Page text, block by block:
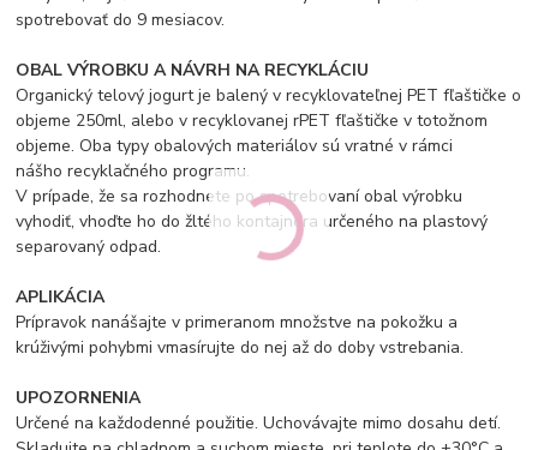
spotrebovať do 9 mesiacov.
OBAL VÝROBKU A NÁVRH NA RECYKLÁCIU
Organický telový jogurt je balený v recyklovateľnej PET fľaštičke o
objeme 250ml, alebo v recyklovanej rPET fľaštičke v totožnom
objeme. Oba typy obalových materiálov sú vratné v rámci
nášho recyklačného programu.
V prípade, že sa rozhodnete po spotrebovaní obal výrobku
vyhodiť, vhoďte ho do žltého kontajnera určeného na plastový
separovaný odpad.
APLIKÁCIA
Prípravok nanášajte v primeranom množstve na pokožku a
krúživými pohybmi vmasírujte do nej až do doby vstrebania.
UPOZORNENIA
Určené na každodenné použitie. Uchovávajte mimo dosahu detí.